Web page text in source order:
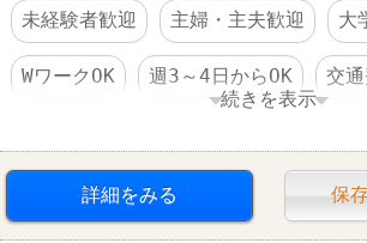
未経験者歓迎
主婦・主夫歓迎 大
WワークOK 週3～4日からOK 交
ファッション・コスメ
続きを表示
詳細をみる 保